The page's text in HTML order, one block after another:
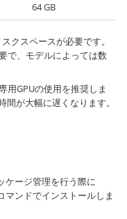
64 GB
クスペースが必要です。
で、モデルによっては数
用GPUの使用を推奨しま
が大幅に遅くなります。
ケージ管理を行う際に
マンドでインストールしま